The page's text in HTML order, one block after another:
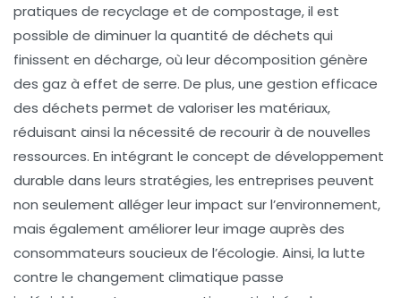
pratiques de recyclage et de compostage, il est
possible de diminuer la quantité de déchets qui
finissent en décharge, où leur décomposition génère
des gaz à effet de serre. De plus, une gestion efficace
des déchets permet de valoriser les matériaux,
réduisant ainsi la nécessité de recourir à de nouvelles
ressources. En intégrant le concept de développement
durable dans leurs stratégies, les entreprises peuvent
non seulement alléger leur impact sur l’environnement,
mais également améliorer leur image auprès des
consommateurs soucieux de l’écologie. Ainsi, la lutte
contre le changement climatique passe